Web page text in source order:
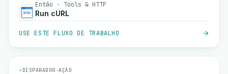
Então · Tools & HTTP
Run cURL
USE ESTE FLUXO DE TRABALHO
⚡ DISPARADOR→AÇÃO